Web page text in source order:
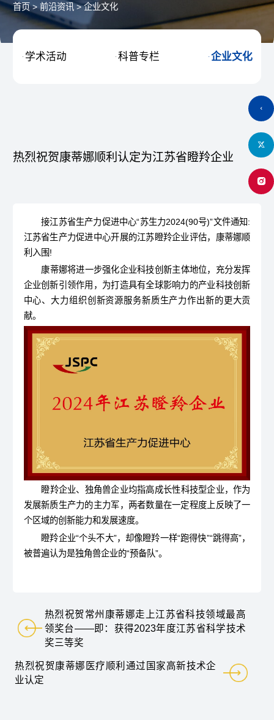
首页>前沿资讯>企业文化
 学术活动  科普专栏  企业文化
热烈祝贺康蒂娜顺利认定为江苏省瞪羚企业
接江苏省生产力促进中心“苏生力2024(90号)”文件通知:
江苏省生产力促进中心开展的江苏瞪羚企业评估，康蒂娜顺
利入围!
康蒂娜将进一步强化企业科技创新主体地位，充分发挥
企业创新引领作用，为打造具有全球影响力的产业科技创新
中心、大力组织创新资源服务新质生产力作出新的更大贡
献。
瞪羚企业、独角兽企业均指高成长性科技型企业，作为
发展新质生产力的主力军，两者数量在一定程度上反映了一
个区域的创新能力和发展速度。
瞪羚企业“个头不大”，却像瞪羚一样“跑得快”“跳得高”，
被普遍认为是独角兽企业的“预备队”。
热烈祝贺常州康蒂娜走上江苏省科技领域最高
领奖台——即：获得2023年度江苏省科学技术
奖三等奖
热烈祝贺康蒂娜医疗顺利通过国家高新技术企
业认定